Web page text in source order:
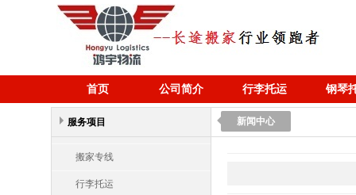
首页 公司简介 行李托运 钢琴
服务项目
搬家专线
行李托运
新闻中心